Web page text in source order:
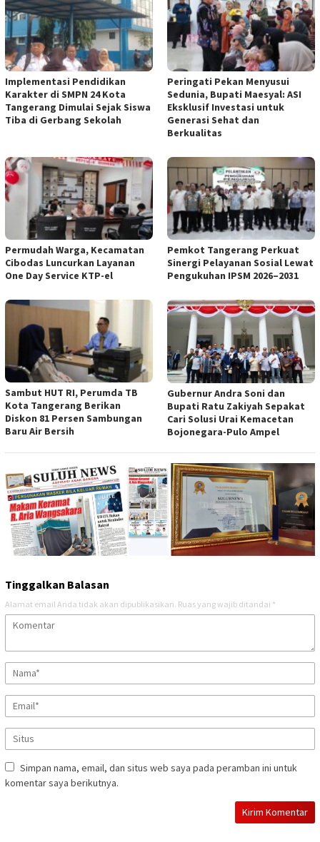
Implementasi Pendidikan
Karakter di SMPN 24 Kota
Tangerang Dimulai Sejak Siswa
Tiba di Gerbang Sekolah
Peringati Pekan Menyusui
Sedunia, Bupati Maesyal: ASI
Eksklusif Investasi untuk
Generasi Sehat dan
Berkualitas
Permudah Warga, Kecamatan
Cibodas Luncurkan Layanan
One Day Service KTP-el
Pemkot Tangerang Perkuat
Sinergi Pelayanan Sosial Lewat
Pengukuhan IPSM 2026–2031
Sambut HUT RI, Perumda TB
Kota Tangerang Berikan
Diskon 81 Persen Sambungan
Baru Air Bersih
Gubernur Andra Soni dan
Bupati Ratu Zakiyah Sepakat
Cari Solusi Urai Kemacetan
Bojonegara-Pulo Ampel
Tinggalkan Balasan
Alamat email Anda tidak akan dipublikasikan. Ruas yang wajib ditandai *
Simpan nama, email, dan situs web saya pada peramban ini untuk
komentar saya berikutnya.